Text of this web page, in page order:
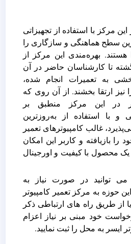
مرکز با استفاده از تجهیزاتی
سطح هماهنگی و سازگاری را
هستند. بهره‌مندی این مرکز از
تا کارشناسان حاضر در آن
به تعمیرات انجام شده،
ارتقا بخشند. از آن روی که
در این مرکز منطبق بر
و با استفاده از به‌روزترین
غالب کامپیوترهای تعمیر
بازیافته و کاربر این امکان
یک محصول با کیفیت و اورجینال
توانید در صورت نیاز به
به مرکز تعمیر کامپیوتر
از طریق راه های ارتباطی ذکر
خود مبنی بر نیاز اعزام
ایسر به محل را ثبت نمایید.